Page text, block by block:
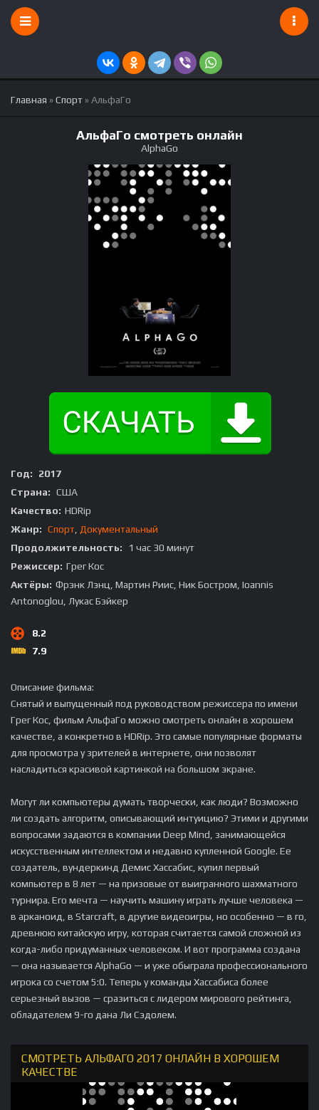
Главная »Спорт » АльфаГо
АльфаГо смотреть онлайн
AlphaGo
Год:
2017
Страна: США
Качество: HDRip
Жанр: Спорт Документальный
Продолжительность:
1 час 30 минут
Режиссер: Грег Кос
Актёры: Фрэнк Лэнц, Мартин Риис, Ник Бостром, Ioannis
Antonoglou, Лукас Бэйкер
8.2
7.9
Описание фильма:
Снятый и выпущенный под руководством режиссера по имени
Грег Кос, фильм АльфаГо можно смотреть онлайн в хорошем
качестве, а конкретно в HDRip. Это самые популярные форматы
для просмотра у зрителей в интернете, они позволят
насладиться красивой картинкой на большом экране.
Могут ли компьютеры думать творчески, как люди? Возможно
ли создать алгоритм, описывающий интуицию? Этими и другими
вопросами задаются в компании Deep Mind, занимающейся
искусственным интеллектом и недавно купленной Google. Ее
создатель, вундеркинд Демис Хассабис, купил первый
компьютер в 8 лет — на призовые от выигранного шахматного
турнира. Его мечта — научить машину играть лучше человека —
в арканоид, в Starcraft, в другие видеоигры, но особенно — в го,
древнюю китайскую игру, которая считается самой сложной из
когда-либо придуманных человеком. И вот программа создана
— она называется AlphaGo — и уже обыграла профессионального
игрока со счетом 5:0. Теперь у команды Хассабиса более
серьезный вызов — сразиться с лидером мирового рейтинга,
обладателем 9-го дана Ли Сэдолем.
СМОТРЕТЬ АЛЬФАГО 2017 ОНЛАЙН В ХОРОШЕМ
КАЧЕСТВЕ